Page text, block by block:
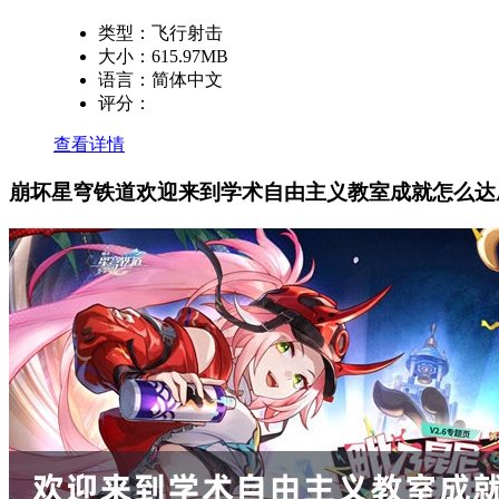
类型： 飞行射击
大小： 615.97MB
语言： 简体中文
评分：
查看详情
崩坏星穹铁道欢迎来到学术自由主义教室成就怎么